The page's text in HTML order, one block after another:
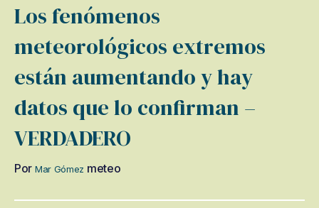
Los fenómenos
meteorológicos extremos
están aumentando y hay
datos que lo confirman –
VERDADERO
Por Mar Gómez meteo